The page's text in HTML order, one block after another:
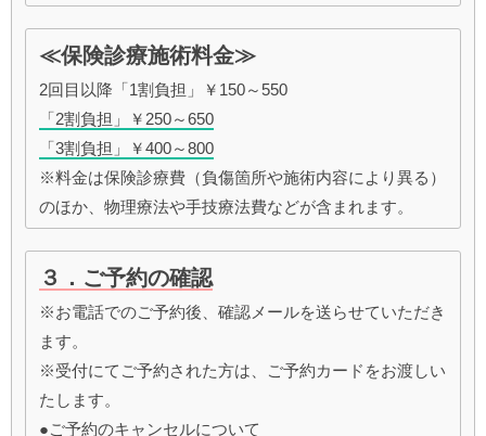
≪保険診療施術料金≫
2回目以降「1割負担」￥150～550
「2割負担」￥250～650
「3割負担」￥400～800
※料金は保険診療費（負傷箇所や施術内容により異る）
のほか、物理療法や手技療法費などが含まれます。
３．ご予約の確認
※お電話でのご予約後、確認メールを送らせていただき
ます。
※受付にてご予約された方は、ご予約カードをお渡しい
たします。
●ご予約のキャンセルについて